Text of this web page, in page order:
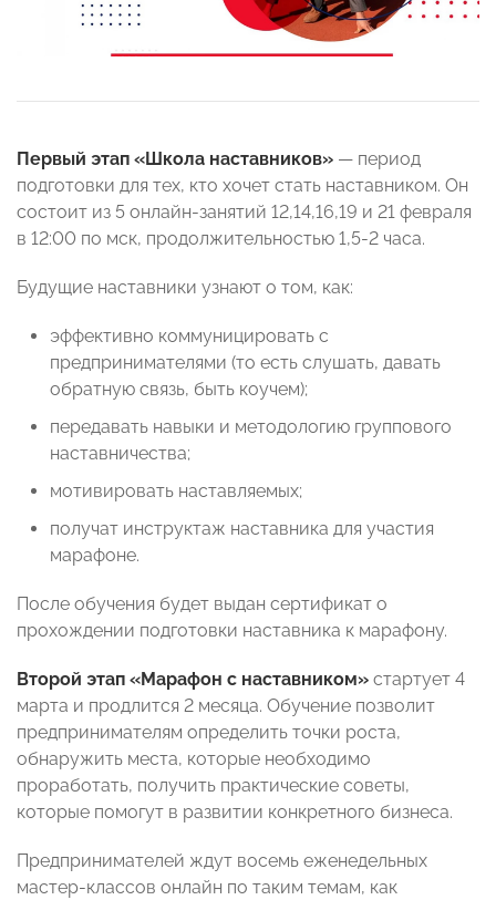
Первый этап «Школа наставников» — период
подготовки для тех, кто хочет стать наставником. Он
состоит из 5 онлайн-занятий 12,14,16,19 и 21 февраля
в 12:00 по мск, продолжительностью 1,5-2 часа.
Будущие наставники узнают о том, как:
эффективно коммуницировать с
предпринимателями (то есть слушать, давать
обратную связь, быть коучем);
передавать навыки и методологию группового
наставничества;
мотивировать наставляемых;
получат инструктаж наставника для участия
марафоне.
После обучения будет выдан сертификат о
прохождении подготовки наставника к марафону.
Второй этап «Марафон с наставником» стартует 4
марта и продлится 2 месяца. Обучение позволит
предпринимателям определить точки роста,
обнаружить места, которые необходимо
проработать, получить практические советы,
которые помогут в развитии конкретного бизнеса.
Предпринимателей ждут восемь еженедельных
мастер-классов онлайн по таким темам, как